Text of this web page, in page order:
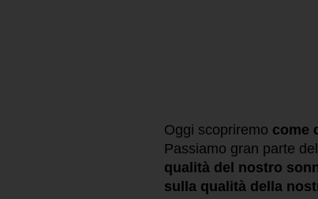
Oggi scopriremo come
Passiamo gran parte
qualità del nostro
sulla qualità della